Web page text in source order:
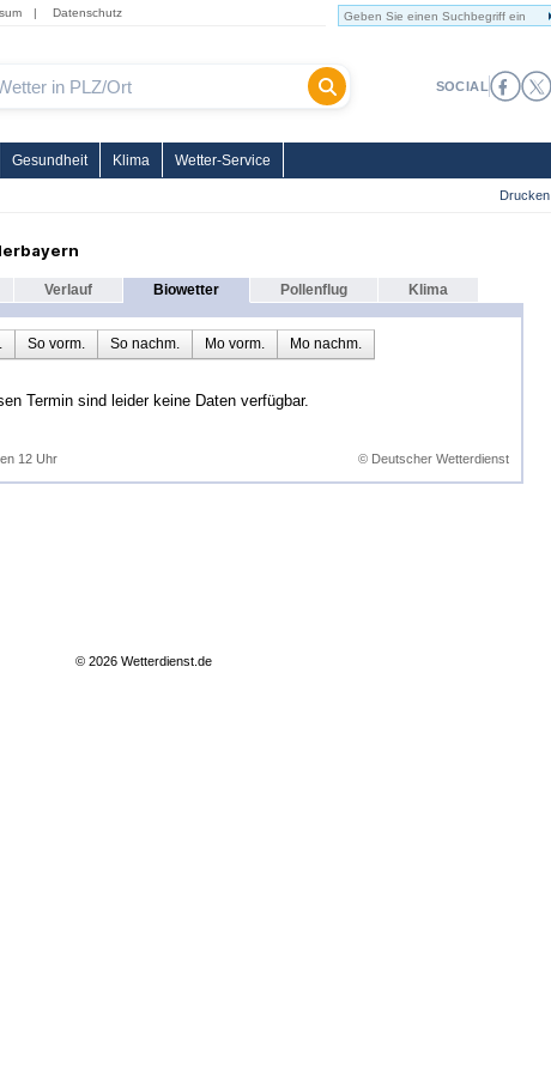
| Datenschutz
SOCIAL
Gesundheit Klima Wetter-Service
Drucken
Verlauf Biowetter Pollenflug Klima
So vorm. So nachm. Mo vorm. Mo nachm.
Termin sind leider keine Daten verfügbar.
12 Uhr © Deutscher Wetterdienst
© 2026 Wetterdienst.de